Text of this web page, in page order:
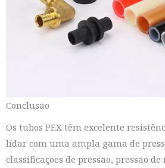
Conclusão
Os tubos PEX têm excelente
lidar com uma ampla gama de
classificações de pressão, pressão